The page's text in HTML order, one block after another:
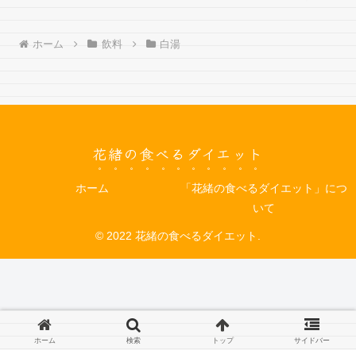
ホーム 飲料 白湯
花緒の食べるダイエット
ホーム
「花緒の食べるダイエット」につ
いて
© 2022 花緒の食べるダイエット.
ホーム 検索 トップ サイドバー